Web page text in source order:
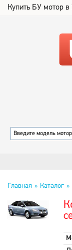
Купить БУ мотор в
Главная Каталог